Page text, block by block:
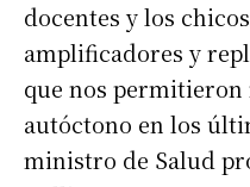
docentes y los
amplificadores y
que nos permitieron
autóctono en los
ministro de Salud